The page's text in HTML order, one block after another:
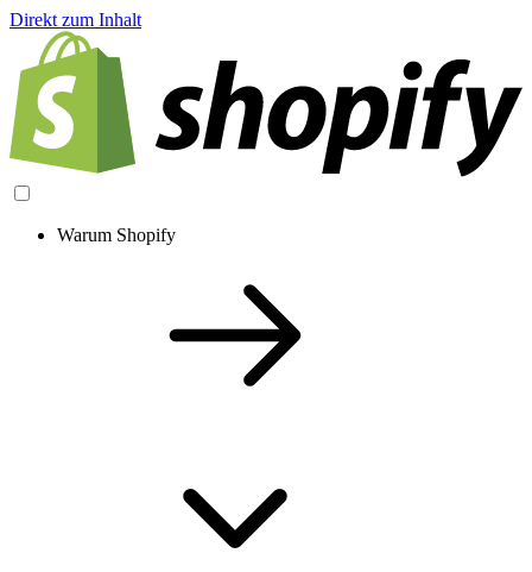
Direkt zum Inhalt
Warum Shopify